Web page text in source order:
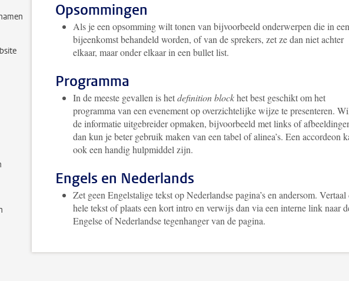
Opsommingen
Als je een opsomming wilt tonen van bijvoorbeeld onderwerpen die in een
bijeenkomst behandeld worden, of van de sprekers, zet ze dan niet achter
elkaar, maar onder elkaar in een bullet list.
Programma
In de meeste gevallen is hetdefinition blockhet best geschikt om het
programma van een evenement op overzichtelijke wijze te presenteren.
de informatie uitgebreider opmaken, bijvoorbeeld met links of
dan kun je beter gebruik maken van een tabel of alinea’s. Een accordeon
ook een handig hulpmiddel zijn.
Engels en Nederlands
Zet geen Engelstalige tekst op Nederlandse pagina’s en andersom. Vertaal
hele tekst of plaats een kort intro en verwijs dan via een interne link naar
Engelse of Nederlandse tegenhanger van de pagina.